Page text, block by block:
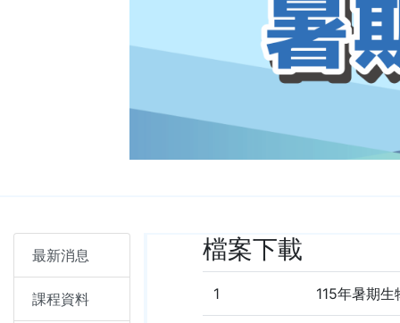
最新消息
課程資料
檔案下載
1 115年暑期